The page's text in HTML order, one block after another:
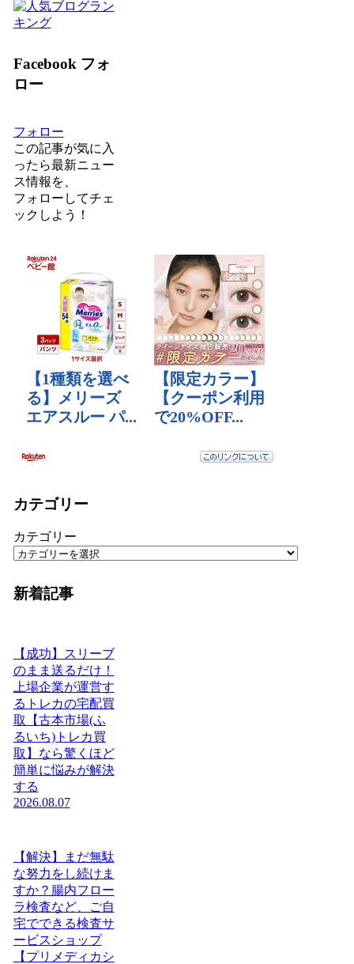
Facebook フォ
ロー
フォロー
この記事が気に入
ったら最新ニュー
ス情報を、
フォロー してチェ
ックしよう！
カテゴリー
カテゴリー
新着記事
【成功】スリーブ
のまま送るだけ！
上場企業が運営す
るトレカの宅配買
取【古本市場(ふ
るいち)トレカ買
取】なら驚くほど
簡単に悩みが解決
する
2026.08.07
【解決】まだ無駄
な努力をし続けま
すか？腸内フロー
ラ検査など、ご自
宅でできる検査サ
ービスショップ
【プリメディカシ